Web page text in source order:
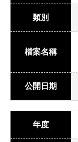
類別
檔案名稱
公開日期
年度